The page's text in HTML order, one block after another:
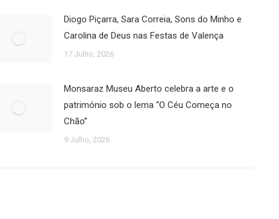
Diogo Piçarra, Sara Correia, Sons do Minho e
Carolina de Deus nas Festas de Valença
17 Julho, 2026
Monsaraz Museu Aberto celebra a arte e o
património sob o lema “O Céu Começa no
Chão”
9 Julho, 2026